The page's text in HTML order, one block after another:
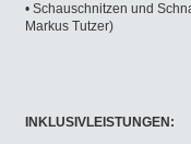
• Schauschnitzen und
Markus Tutzer)
INKLUSIVLEISTUNGEN: